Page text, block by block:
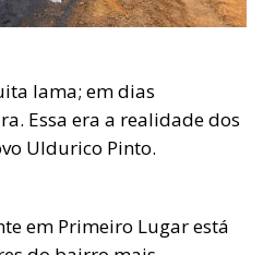
lama; em dias
Essa era a realidade dos
Uldurico Pinto.
em Primeiro Lugar está